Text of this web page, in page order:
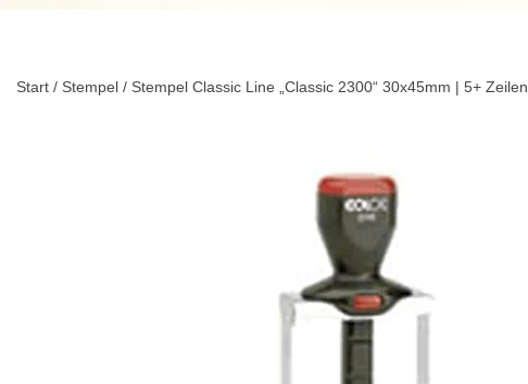
Start / Stempel / Stempel Classic Line „Classic 2300“ 30x45mm | 5+ Zeilen